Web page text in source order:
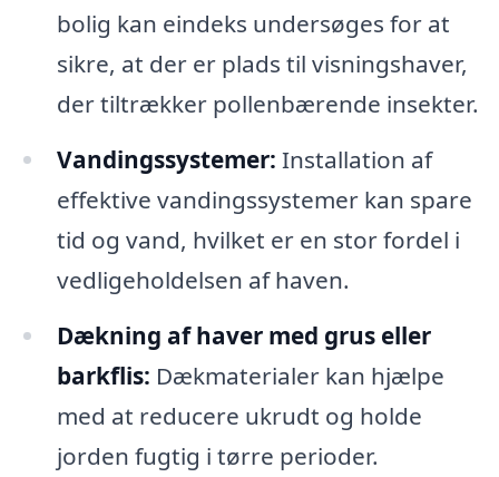
bolig kan eindeks undersøges for at
sikre, at der er plads til visningshaver,
der tiltrækker pollenbærende insekter.
Vandingssystemer: Installation af
effektive vandingssystemer kan spare
tid og vand, hvilket er en stor fordel i
vedligeholdelsen af haven.
Dækning af haver med grus eller
barkflis: Dækmaterialer kan hjælpe
med at reducere ukrudt og holde
jorden fugtig i tørre perioder.